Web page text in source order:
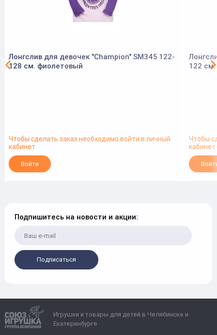
Лонгслив для девочек "Champion" SM345 122-
128 см. фиолетовый
Чтобы сделать заказ необходимо войти в личный
кабинет
Войти
122
Чтобы
кабинет
Подпишитесь на новости и акции:
Подписаться
Игрушки и товары для детей в Челябинске и
Екатеринбурге